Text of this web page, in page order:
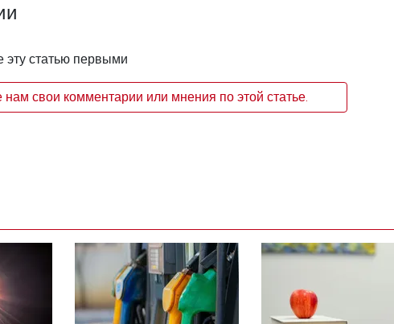
эту статью первыми
свои комментарии или мнения по этой статье.